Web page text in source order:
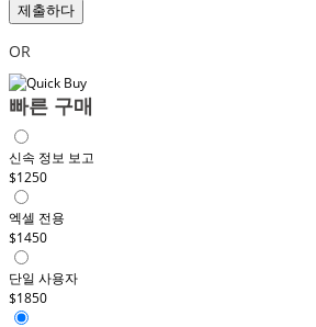
제출하다
OR
빠른 구매
신속 정보 보고
$1250
엑셀 전용
$1450
단일 사용자
$1850